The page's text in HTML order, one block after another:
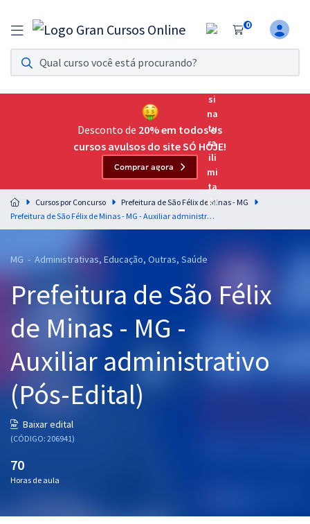
0
Assinatura Ilimitada 11
Acesso a todos os cursos. Teste grátis por 7 dias!
Assinatura OAB Até Passar
Acesso ilimitado a toda preparação para o Exame da
Residências Multiprofissionais
Preparação completa e intensiva para as principais
residências em saúde do Brasil
Cursos 20% OFF
Pós
Graduação
OAB
Conteúdo gratuito
Desconto de 20% em todos os
cursos avulsos do site SÓ HOJE!
Comprar agora
Cursos por Concurso
Prefeitura de São Félix de Minas - MG
Prefeitura de São Félix de Minas - MG - Auxiliar administrativo (Pós-Edital)
MG - Administrativas, Educação, Outras, Saúde
Prefeitura de São Félix
de Minas - MG -
Auxiliar administrativo
(Pós-Edital)
Baixar edital
(CÓDIGO: 206941)
70
Horas de aula